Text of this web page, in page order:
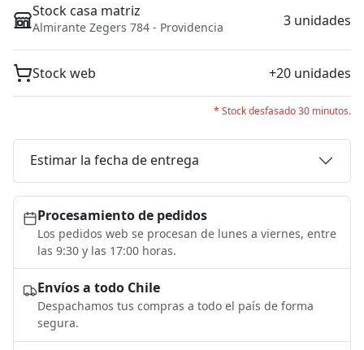
Stock casa matriz
Almirante Zegers 784 - Providencia 3 unidades
Stock web +20 unidades
* Stock desfasado 30 minutos.
Estimar la fecha de entrega
Procesamiento de pedidos
Los pedidos web se procesan de lunes a viernes, entre
las 9:30 y las 17:00 horas.
Envíos a todo Chile
Despachamos tus compras a todo el país de forma
segura.